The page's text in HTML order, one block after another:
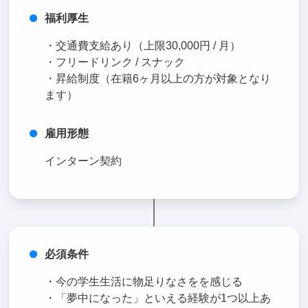
福利厚生
・交通費支給あり（上限30,000円 / 月）
・フリードリンク / スナック
・昇給制度（在籍6ヶ月以上の方が対象となり
ます）
雇用形態
インターン契約
必須条件
・今の学生生活に物足りなさをを感じる
・「夢中になった」といえる経験が1つ以上あ